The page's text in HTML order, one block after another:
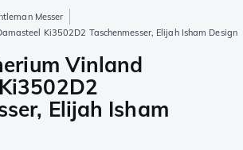
Messer
Ki3502D2 Taschenmesser, Elijah Isham Design
Vinland
Elijah Isham